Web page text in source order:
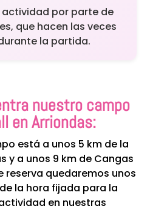
actividad por parte de
que hacen las veces
la partida.
nuestro campo
en Arriondas:
está a unos 5 km de la
y a unos 9 km de Cangas
reserva quedaremos unos
la hora fijada para la
en nuestras